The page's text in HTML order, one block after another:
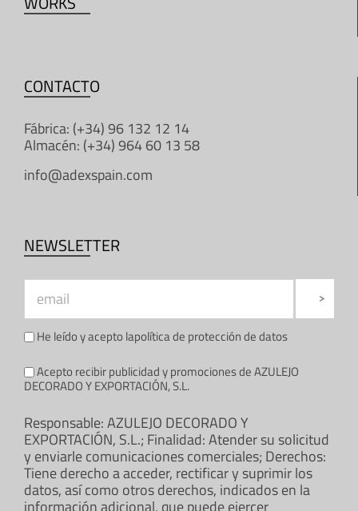
CONTACTO
Fábrica: (+34) 96 132 12 14
Almacén: (+34) 964 60 13 58
info@adexspain.com
NEWSLETTER
He leído y acepto lapolítica de protección de datos
Acepto recibir publicidad y promociones de AZULEJO
DECORADO Y EXPORTACIÓN, S.L.
Responsable: AZULEJO DECORADO Y
EXPORTACIÓN, S.L.; Finalidad: Atender su solicitud
y enviarle comunicaciones comerciales; Derechos:
Tiene derecho a acceder, rectificar y suprimir los
datos, así como otros derechos, indicados en la
información adicional, que puede ejercer